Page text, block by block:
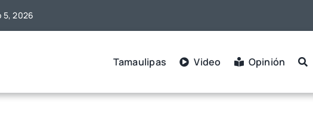
5, 2026
Tamaulipas Video Opinión